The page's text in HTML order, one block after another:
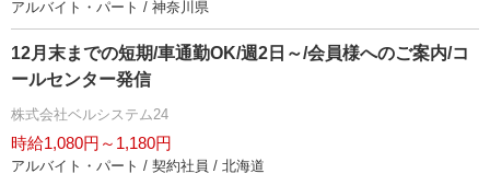
アルバイト・パート / 神奈川県
12月末までの短期/車通勤OK/週2日～/会員様へのご案内/コ
ールセンター発信
株式会社ベルシステム24
時給1,080円～1,180円
アルバイト・パート / 契約社員 / 北海道